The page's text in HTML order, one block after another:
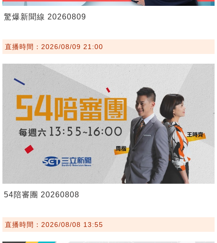
驚爆新聞線 20260809
直播時間：2026/08/09 21:00
54陪審團 20260808
直播時間：2026/08/08 13:55